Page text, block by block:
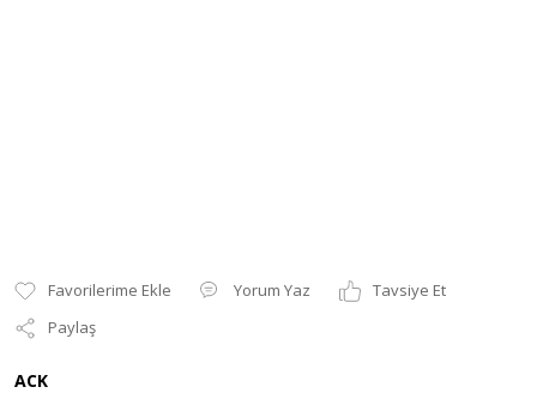
Yorum Yaz
Tavsiye Et
Paylaş
ACK